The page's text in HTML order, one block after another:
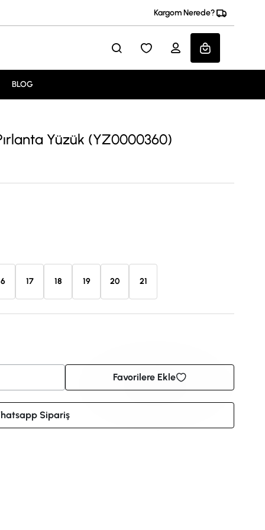
Kargom Nerede?
BLOG
Yüzük (YZ0000360)
17 18 19 20 21
Favorilere Ekle
Sipariş